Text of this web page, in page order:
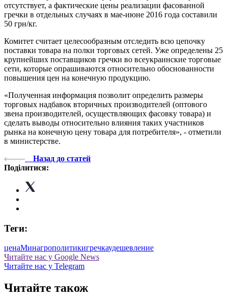
отсутствует, а фактические цены реализации фасованной
гречки в отдельных случаях в мае-июне 2016 года составили
50 грн/кг.
Комитет считает целесообразным отследить всю цепочку
поставки товара на полки торговых сетей. Уже определены 25
крупнейших поставщиков гречки во всеукраинские торговые
сети, которые опрашиваются относительно обоснованности
повышения цен на конечную продукцию.
«Полученная информация позволит определить размеры
торговых надбавок вторичных производителей (оптового
звена производителей, осуществляющих фасовку товара) и
сделать выводы относительно влияния таких участников
рынка на конечную цену товара для потребителя», - отметили
в министерстве.
Назад до статей
Поділитися:
Теги:
ценаМинагрополитикигречкаудешевление
Читайте нас у Google News
Читайте нас у Telegram
Читайте також